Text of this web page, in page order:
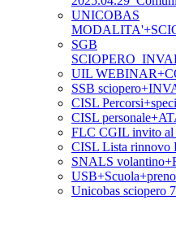
UNICOBAS
SGB
UIL
SSB
CISL
CISL
FLC CGIL invito al
CISL Lista rinnovo
SNALS
Unicobas sciopero